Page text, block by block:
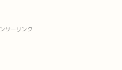
サーリンク